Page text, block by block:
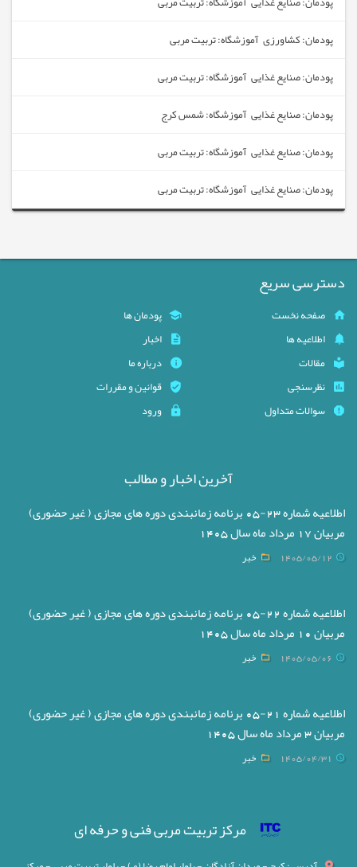
پودمان: کشاورزی آموزشگاه: تربیت مربی
پودمان: صنایع غذایی آموزشگاه: تربیت مربی
پودمان: صنایع غذایی آموزشگاه: شمس کرج
پودمان: صنایع غذایی آموزشگاه: تربیت مربی
پودمان: صنایع غذایی آموزشگاه: تربیت مربی
دسترسی سریع
صفحه نخست
پودمان ها
اطلاعیه ها
اخبار
مقالات
درباره ما
نظرسنجی
قوانین و مقررات
سوالات متداول
ورود
آخرین اخبار و مطالب
اطلاعیه شماره 23-05 برنامه زمانبندی دوره های مجازی ( غیر حضوری)
مربیان 17 مرداد ماه سال 1405
1405/05/12 خبر
اطلاعیه شماره 22-05 برنامه زمانبندی دوره های مجازی ( غیر حضوری)
مربیان 10 مرداد ماه سال 1405
1405/05/06 خبر
اطلاعیه شماره 21-05 برنامه زمانبندی دوره های مجازی ( غیر حضوری)
مربیان 3 مرداد ماه سال 1405
1405/04/31 خبر
مرکز تربیت مربی فنی و حرفه ای